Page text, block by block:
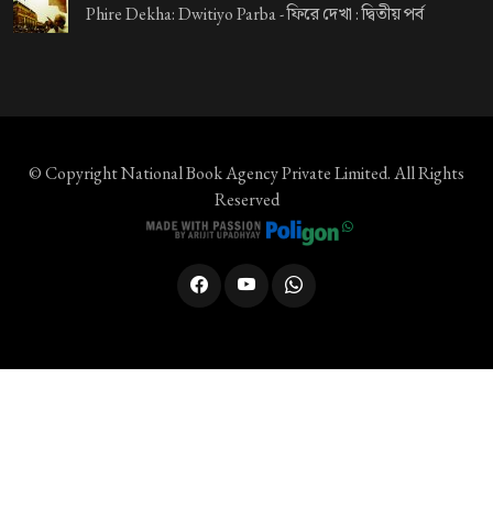
Phire Dekha: Dwitiyo Parba -ফিরে দেখা : দ্বিতীয় পর্ব
© CopyrightNational Book Agency Private Limited. All Rights
Reserved